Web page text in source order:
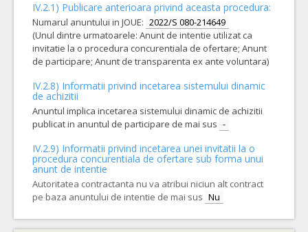
4. EMICIZUMABUM 30mg (LOT-0004)
COD CPV: 33621200-1 Antihemoragice (Rev.2)
TVA:
45.220,76 - 10.852.982,40 Leu
Formularul utilajelor disponibile pentru contract
Achizitia se refera la un proiect in care se solicita
utliza in derularea contractului (conform HG NR.342/2022)
Da Nu
IV.2.1) Publicare anterioara privind aceasta procedura:
Numarul anuntului in JOUE: 2022/S 080-214649
(Unul dintre urmatoarele: Anunt de intentie utilizat ca
invitatie la o procedura concurentiala de ofertare; Anunt
de participare; Anunt de transparenta ex ante voluntara)
IV.2.8) Informatii privind incetarea sistemului dinamic
de achizitii
Anuntul implica incetarea sistemului dinamic de achizitii
publicat in anuntul de participare de mai sus -
IV.2.9) Informatii privind incetarea unei invitatii la o
procedura concurentiala de ofertare sub forma unui
anunt de intentie
Autoritatea contractanta nu va atribui niciun alt contract
pe baza anuntului de intentie de mai sus Nu